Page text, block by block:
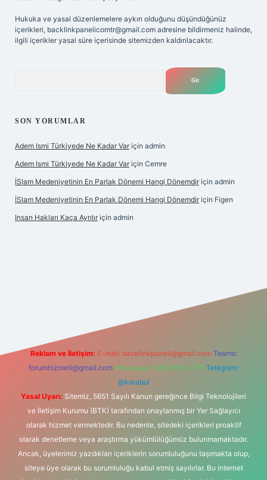
Hukuka ve yasal düzenlemelere aykırı olduğunu düşündüğünüz
içerikleri, backlinkpanelicomtr@gmail.com adresine bildirmeniz halinde,
ilgili içerikler yasal süre içerisinde sitemizden kaldırılacaktır.
SON YORUMLAR
Adem Ismi Türkiyede Ne Kadar Var için admin
Adem Ismi Türkiyede Ne Kadar Var için Cemre
İSlam Medeniyetinin En Parlak Dönemi Hangi Dönemdir için admin
İSlam Medeniyetinin En Parlak Dönemi Hangi Dönemdir için Figen
Insan Hakları Kaça Ayrılır için admin
Reklam ve İletişim: E-mail: backlinkpaneli@gmail.com Teams:
forumhizmeti@gmail.com Whatsapp: 0262 606 0 726 Telegram:
@karabul
Yasal Uyarı: Sitemiz, 5651 Sayılı Kanun gereğince Bilgi Teknolojileri
ve İletişim Kurumu (BTK) tarafından onaylanmış bir Yer Sağlayıcı
olarak hizmet vermektedir. Bu nedenle, sitedeki içerikleri proaktif
olarak denetleme veya araştırma yükümlülüğümüz bulunmamaktadır.
Ancak, üyelerimiz yazdıkları içeriklerin sorumluluğunu taşımakta olup,
siteye üye olarak bu sorumluluğu kabul etmiş sayılırlar. Bu internet